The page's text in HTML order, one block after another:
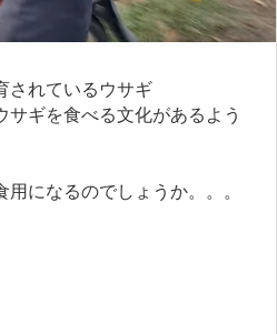
されているウサギ
ギを食べる文化があるよう
になるのでしょうか。。。